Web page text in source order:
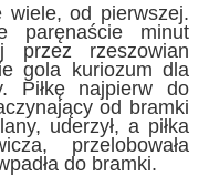
wiele, od pierwszej.
paręnaście minut
przez rzeszowian
gola kuriozum dla
Piłkę najpierw do
od bramki
uderzył, a piłka
przelobowała
do bramki.